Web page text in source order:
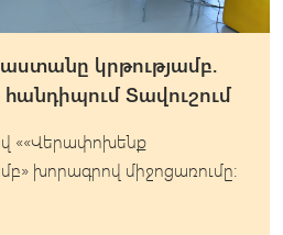
կրթությամբ.
հանդիպում Տավուշում
««Վերափոխենք
խորագրով միջոցառումը։